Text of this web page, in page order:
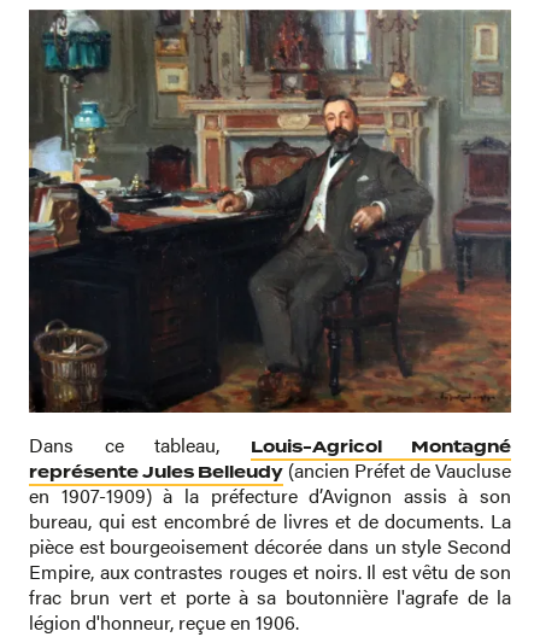
Dans ce tableau,
Louis-Agricol Montagné
représente Jules Belleudy(ancien Préfet de Vaucluse
en 1907-1909) à la préfecture d’Avignon assis à son
bureau, qui est encombré de livres et de documents. La
pièce est bourgeoisement décorée dans un style Second
Empire, aux contrastes rouges et noirs. Il est vêtu de son
frac brun vert et porte à sa boutonnière l'agrafe de la
légion d'honneur, reçue en 1906.